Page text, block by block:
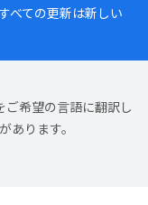
べての更新は新しい
ご希望の言語に翻訳し
あります。